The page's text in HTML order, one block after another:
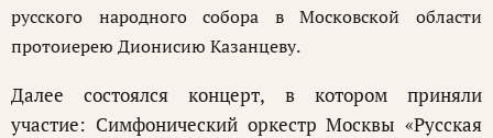
русского народного собора в Московской области
протоиерею Дионисию Казанцеву.
Далее состоялся концерт, в котором приняли
участие: Симфонический оркестр Москвы «Русская